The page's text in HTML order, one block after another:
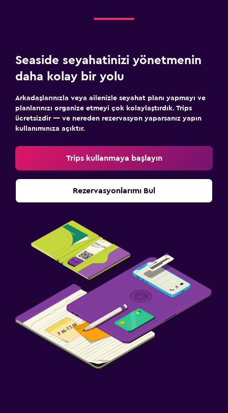
Seaside seyahatinizi yönetmenin
daha kolay bir yolu
Arkadaşlarınızla veya ailenizle seyahat planı yapmayı ve
planlarınızı organize etmeyi çok kolaylaştırdık. Trips
ücretsizdir — ve nereden rezervasyon yaparsanız yapın
kullanımınıza açıktır.
Trips kullanmaya başlayın
Rezervasyonlarımı Bul